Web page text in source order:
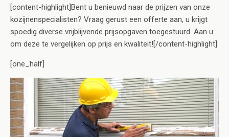
[content-highlight]Bent u benieuwd naar de prijzen van onze
kozijnenspecialisten? Vraag gerust een offerte aan, u krijgt
spoedig diverse vrijblijvende prijsopgaven toegestuurd. Aan u
om deze te vergelijken op prijs en kwaliteit![/content-highlight]
[one_half]